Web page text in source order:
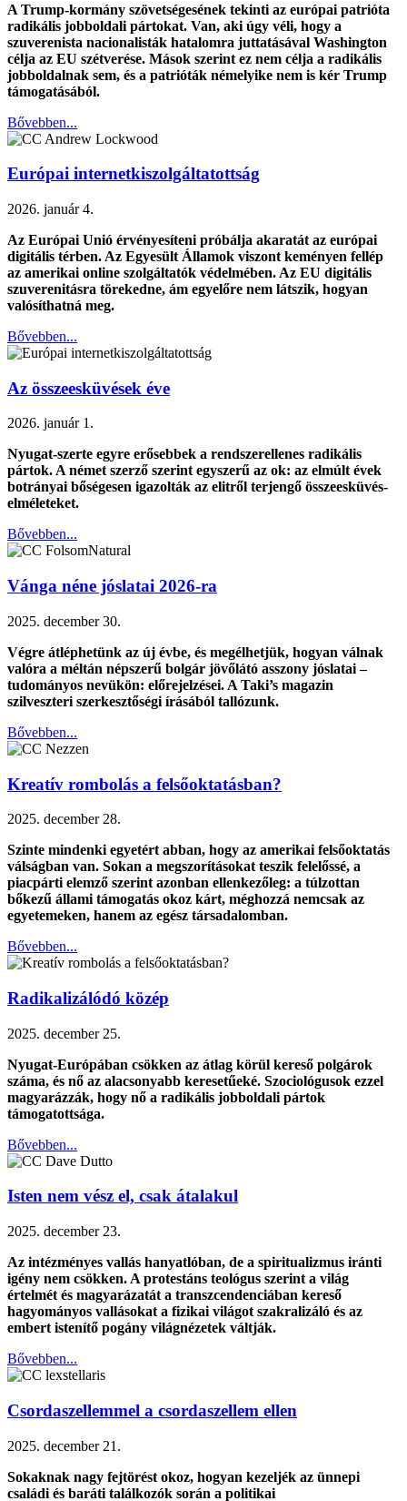
A Trump-kormány szövetségesének tekinti az európai patrióta
radikális jobboldali pártokat. Van, aki úgy véli, hogy a
szuverenista nacionalisták hatalomra juttatásával Washington
célja az EU szétverése. Mások szerint ez nem célja a radikális
jobboldalnak sem, és a patrióták némelyike nem is kér Trump
támogatásából.
Bővebben...
Európai internetkiszolgáltatottság
2026. január 4.
Az Európai Unió érvényesíteni próbálja akaratát az európai
digitális térben. Az Egyesült Államok viszont keményen fellép
az amerikai online szolgáltatók védelmében. Az EU digitális
szuverenitásra törekedne, ám egyelőre nem látszik, hogyan
valósíthatná meg.
Bővebben...
Az összeesküvések éve
2026. január 1.
Nyugat-szerte egyre erősebbek a rendszerellenes radikális
pártok. A német szerző szerint egyszerű az ok: az elmúlt évek
botrányai bőségesen igazolták az elitről terjengő összeesküvés-
elméleteket.
Bővebben...
Vánga néne jóslatai 2026-ra
2025. december 30.
Végre átléphetünk az új évbe, és megélhetjük, hogyan válnak
valóra a méltán népszerű bolgár jövőlátó asszony jóslatai –
tudományos nevükön: előrejelzései. A Taki’s magazin
szilveszteri szerkesztőségi írásából tallózunk.
Bővebben...
Kreatív rombolás a felsőoktatásban?
2025. december 28.
Szinte mindenki egyetért abban, hogy az amerikai felsőoktatás
válságban van. Sokan a megszorításokat teszik felelőssé, a
piacpárti elemző szerint azonban ellenkezőleg: a túlzottan
bőkezű állami támogatás okoz kárt, méghozzá nemcsak az
egyetemeken, hanem az egész társadalomban.
Bővebben...
Radikalizálódó közép
2025. december 25.
Nyugat-Európában csökken az átlag körül kereső polgárok
száma, és nő az alacsonyabb keresetűeké. Szociológusok ezzel
magyarázzák, hogy nő a radikális jobboldali pártok
támogatottsága.
Bővebben...
Isten nem vész el, csak átalakul
2025. december 23.
Az intézményes vallás hanyatlóban, de a spiritualizmus iránti
igény nem csökken. A protestáns teológus szerint a világ
értelmét és magyarázatát a transzcendenciában kereső
hagyományos vallásokat a fizikai világot szakralizáló és az
embert istenítő pogány világnézetek váltják.
Bővebben...
Csordaszellemmel a csordaszellem ellen
2025. december 21.
Sokaknak nagy fejtörést okoz, hogyan kezeljék az ünnepi
családi és baráti találkozók során a politikai